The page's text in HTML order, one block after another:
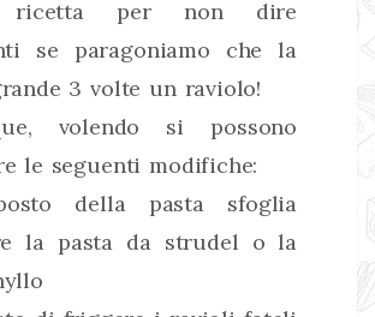
ricetta per non dire
se paragoniamo che la
3 volte un raviolo!
volendo si possono
le seguenti modifiche:
della pasta sfoglia
la pasta da strudel o la